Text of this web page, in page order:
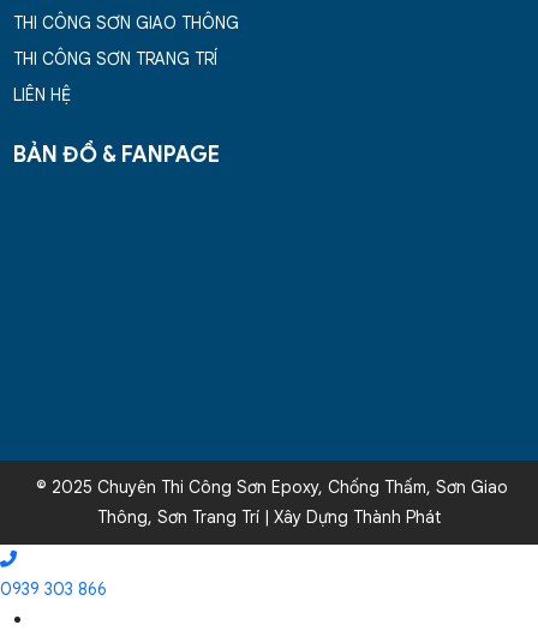
THI CÔNG SƠN GIAO THÔNG
THI CÔNG SƠN TRANG TRÍ
LIÊN HỆ
BẢN ĐỒ & FANPAGE
© 2025 Chuyên Thi Công Sơn Epoxy, Chống Thấm, Sơn Giao
Thông, Sơn Trang Trí | Xây Dựng Thành Phát
0939 303 866